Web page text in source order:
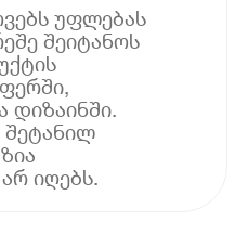
უფლებას
შეიტანოს
დიზაინში.
შეტანილ
იღებს.